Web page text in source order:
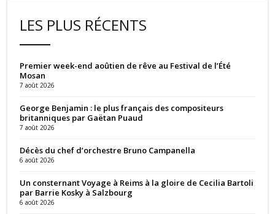
LES PLUS RÉCENTS
Premier week-end aoûtien de rêve au Festival de l’Été
Mosan
7 août 2026
George Benjamin : le plus français des compositeurs
britanniques par Gaëtan Puaud
7 août 2026
Décès du chef d’orchestre Bruno Campanella
6 août 2026
Un consternant Voyage à Reims à la gloire de Cecilia Bartoli
par Barrie Kosky à Salzbourg
6 août 2026